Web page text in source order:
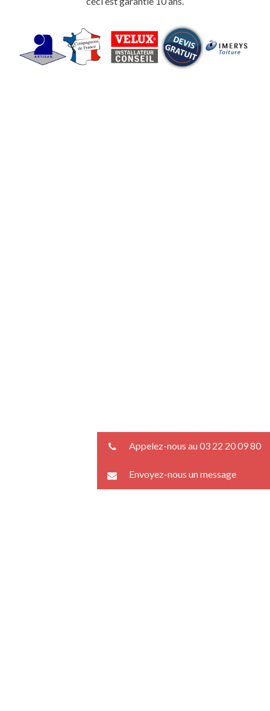
Appelez-nous au 03 22 20 09 80
Envoyez-nous un message